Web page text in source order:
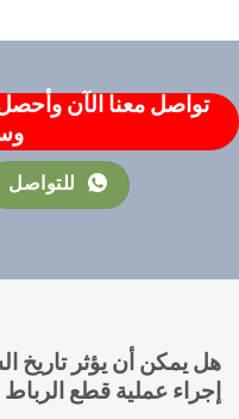
تواصل معنا الآن
للتواصل
هل يمكن أن يؤثر تاريخ
إجراء عملية قطع